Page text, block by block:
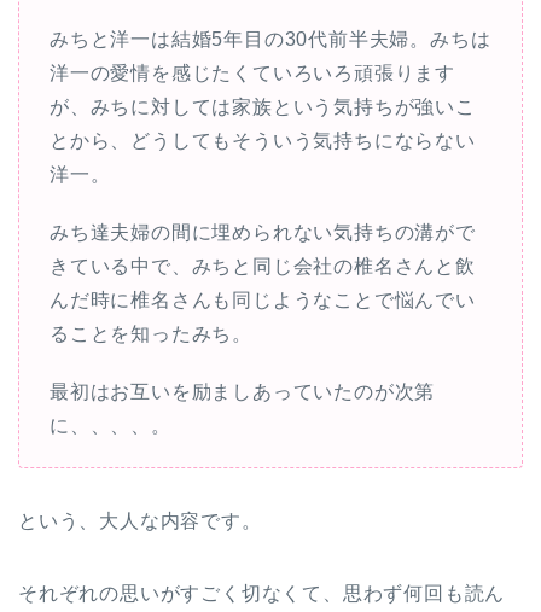
みちと洋一は結婚5年目の30代前半夫婦。みちは
洋一の愛情を感じたくていろいろ頑張ります
が、みちに対しては家族という気持ちが強いこ
とから、どうしてもそういう気持ちにならない
洋一。
みち達夫婦の間に埋められない気持ちの溝がで
きている中で、みちと同じ会社の椎名さんと飲
んだ時に椎名さんも同じようなことで悩んでい
ることを知ったみち。
最初はお互いを励ましあっていたのが次第
に、、、、。
という、大人な内容です。
それぞれの思いがすごく切なくて、思わず何回も読ん